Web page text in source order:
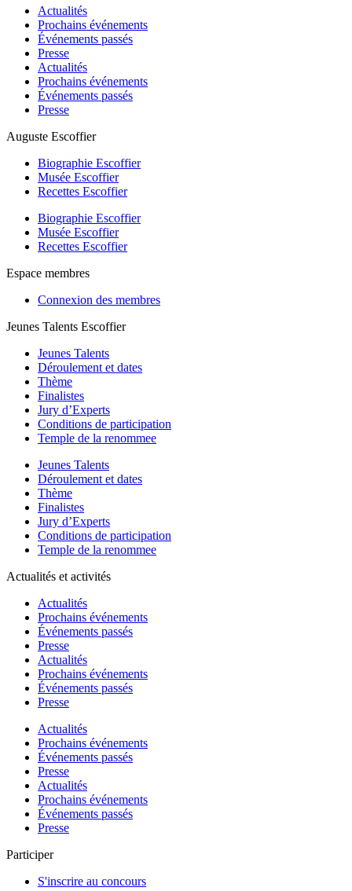
Actualités
Prochains événements
Événements passés
Presse
Actualités
Prochains événements
Événements passés
Presse
Auguste Escoffier
Biographie Escoffier
Musée Escoffier
Recettes Escoffier
Biographie Escoffier
Musée Escoffier
Recettes Escoffier
Espace membres
Connexion des membres
Jeunes Talents Escoffier
Jeunes Talents
Déroulement et dates
Thème
Finalistes
Jury d’Experts
Conditions de participation
Temple de la renommee
Jeunes Talents
Déroulement et dates
Thème
Finalistes
Jury d’Experts
Conditions de participation
Temple de la renommee
Actualités et activités
Actualités
Prochains événements
Événements passés
Presse
Actualités
Prochains événements
Événements passés
Presse
Actualités
Prochains événements
Événements passés
Presse
Actualités
Prochains événements
Événements passés
Presse
Participer
S'inscrire au concours